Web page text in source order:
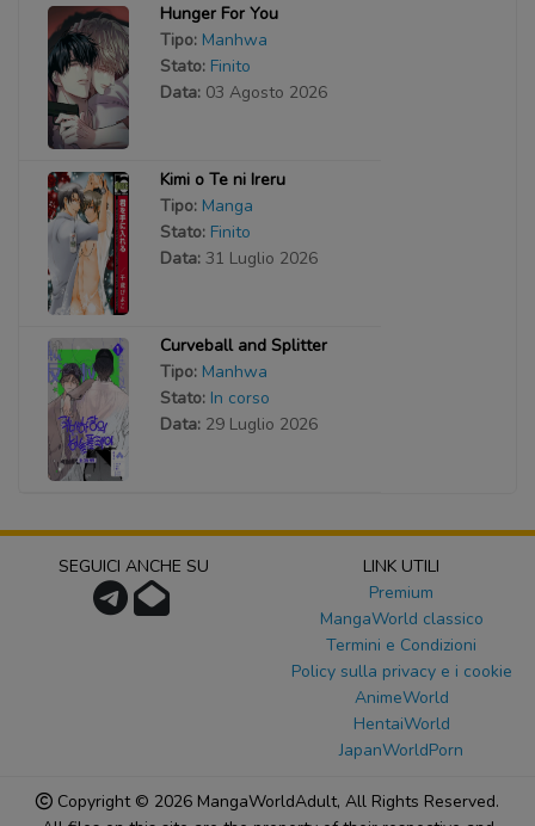
Hunger For You
Tipo: Manhwa
Stato: Finito
Data: 03 Agosto 2026
Kimi o Te ni Ireru
Tipo: Manga
Stato: Finito
Data: 31 Luglio 2026
Curveball and Splitter
Tipo: Manhwa
Stato: In corso
Data: 29 Luglio 2026
SEGUICI ANCHE SU
LINK UTILI
Premium
MangaWorld classico
Termini e Condizioni
Policy sulla privacy e i cookie
AnimeWorld
HentaiWorld
JapanWorldPorn
Copyright © 2026 MangaWorldAdult, All Rights Reserved.